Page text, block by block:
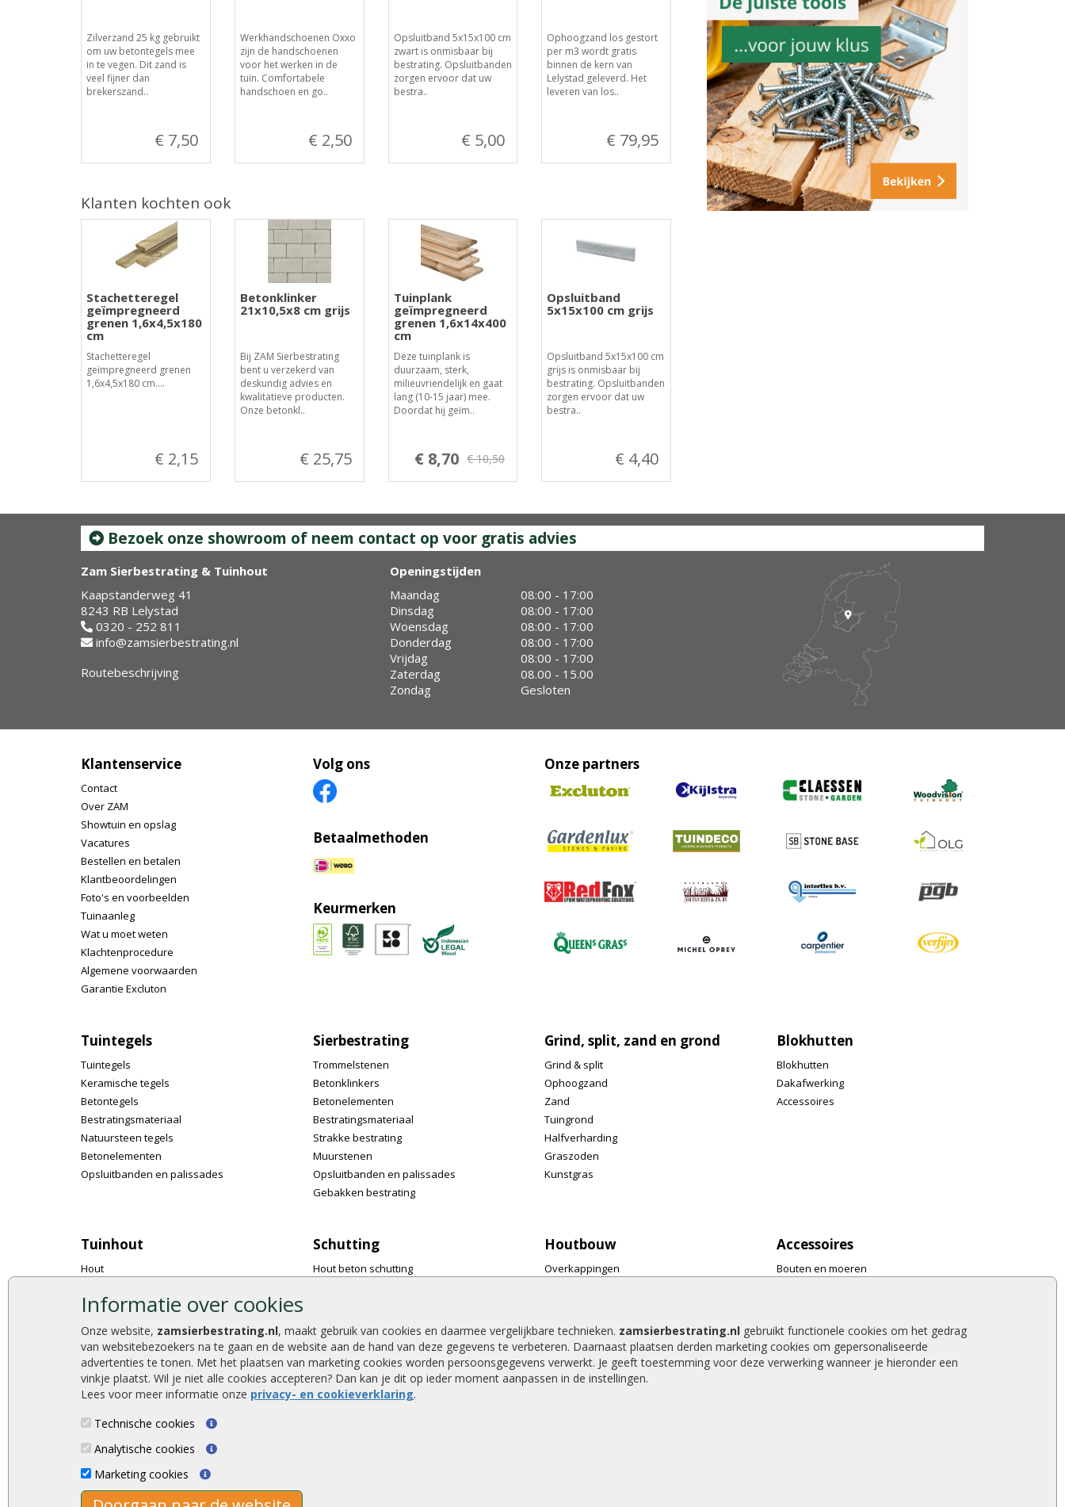
Informatie over cookies
Onze website, zamsierbestrating.nl, maakt gebruik van cookies en daarmee vergelijkbare technieken. zamsierbestrating.nl gebruikt functionele cookies om het gedrag
van websitebezoekers na te gaan en de website aan de hand van deze gegevens te verbeteren. Daarnaast plaatsen derden marketing cookies om gepersonaliseerde
advertenties te tonen. Met het plaatsen van marketing cookies worden persoonsgegevens verwerkt. Je geeft toestemming voor deze verwerking wanneer je hieronder een
vinkje plaatst. Wil je niet alle cookies accepteren? Dan kan je dit op ieder moment aanpassen in de instellingen.
Lees voor meer informatie onze privacy- en cookieverklaring.
Technische cookies
Analytische cookies
Marketing cookies
Zilverzand 25 kg gebruikt
om uw betontegels mee
in te vegen. Dit zand is
veel fijner dan
brekerszand..
€ 7,50
Werkhandschoenen Oxxo
zijn de handschoenen
voor het werken in de
tuin. Comfortabele
handschoen en go..
€ 2,50
Opsluitband 5x15x100 cm
zwart is onmisbaar bij
bestrating. Opsluitbanden
zorgen ervoor dat uw
bestra..
€ 5,00
Ophoogzand los gestort
per m3 wordt gratis
binnen de kern van
Lelystad geleverd. Het
leveren van los..
€ 79,95
Klanten kochten ook
Stachetteregel
geïmpregneerd
grenen 1,6x4,5x180
cm
Stachetteregel
geïmpregneerd grenen
1,6x4,5x180 cm....
€ 2,15
Betonklinker
21x10,5x8 cm grijs
Bij ZAM Sierbestrating
bent u verzekerd van
deskundig advies en
kwalitatieve producten.
Onze betonkl..
€ 25,75
Tuinplank
geïmpregneerd
grenen 1,6x14x400
cm
Deze tuinplank is
duurzaam, sterk,
milieuvriendelijk en gaat
lang (10-15 jaar) mee.
Doordat hij geïm..
€ 8,70 € 10,50
Opsluitband
5x15x100 cm grijs
Opsluitband 5x15x100 cm
grijs is onmisbaar bij
bestrating. Opsluitbanden
zorgen ervoor dat uw
bestra..
€ 4,40
Bezoek onze showroom of neem contact op voor gratis advies
Zam Sierbestrating & Tuinhout
Kaapstanderweg 41
8243 RB Lelystad
0320 - 252 811
info@zamsierbestrating.nl
Routebeschrijving
Openingstijden
Maandag
08:00 - 17:00
Dinsdag
08:00 - 17:00
Woensdag
08:00 - 17:00
Donderdag
08:00 - 17:00
Vrijdag
08:00 - 17:00
Zaterdag
08.00 - 15.00
Zondag
Gesloten
Klantenservice
Contact
Over ZAM
Showtuin en opslag
Vacatures
Bestellen en betalen
Klantbeoordelingen
Foto's en voorbeelden
Tuinaanleg
Wat u moet weten
Klachtenprocedure
Algemene voorwaarden
Garantie Excluton
Volg ons
Betaalmethoden
Keurmerken
Onze partners
Tuintegels
Tuintegels
Keramische tegels
Betontegels
Bestratingsmateriaal
Natuursteen tegels
Betonelementen
Opsluitbanden en palissades
Sierbestrating
Trommelstenen
Betonklinkers
Betonelementen
Bestratingsmateriaal
Strakke bestrating
Muurstenen
Opsluitbanden en palissades
Gebakken bestrating
Grind, split, zand en grond
Grind & split
Ophoogzand
Zand
Tuingrond
Halfverharding
Graszoden
Kunstgras
Blokhutten
Blokhutten
Dakafwerking
Accessoires
Tuinhout
Hout
Regels en liggers
Schuttingplanken
Rabatplanken
Vlonderplanken
Steigerplanken
Accessoires
Schutting
Hout beton schutting
Accessoires
Tuinhek
Gaas met rand en trellis
Natuurlijke afscheidingen
Houtbouw
Overkappingen
Wellness
Speeltoestellen
Dierenverblijven
Pergola's
Accessoires
Bouten en moeren
Hang- en sluitwerk
Bevestigingsmaterialen
Verf en Beits
Zamsierbestrating.nl © 2026